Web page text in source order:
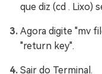
que diz (cd . Lixo)
Agora digite "mv
"return key".
Sair do Terminal.